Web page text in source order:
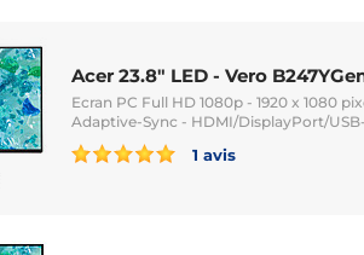
Acer 23.8" LED - Vero
Ecran PC Full HD 1080p - 1920 x 1080
Adaptive-Sync - HDMI/DisplayPort/
1 avis